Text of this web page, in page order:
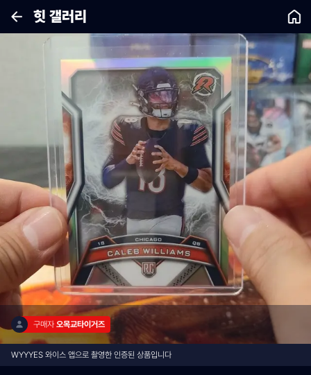
힛 갤러리
구매자 오목교타이거즈
WYYYES 와이스 앱으로 촬영한 인증된 상품입니다